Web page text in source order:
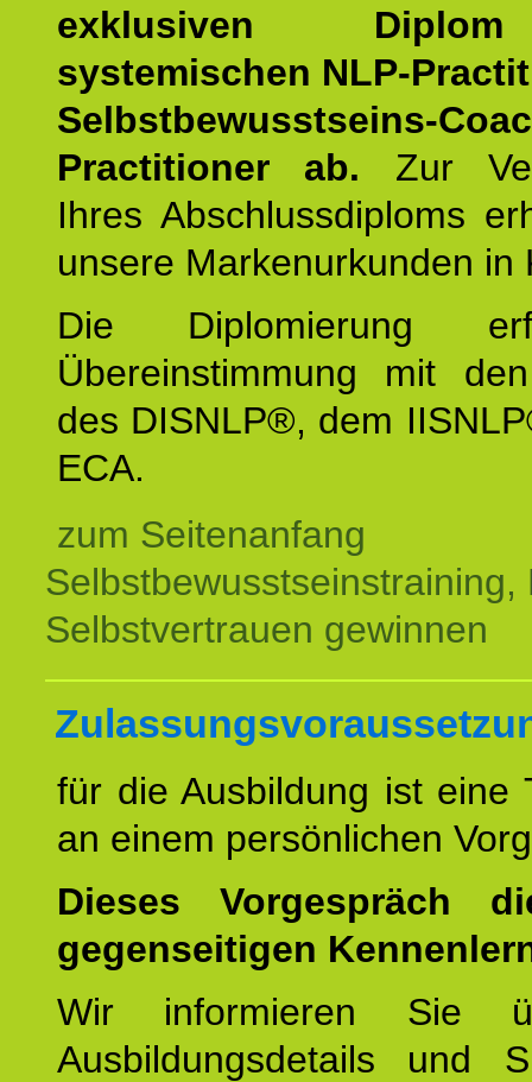
exklusiven
systemischen NLP-
Selbstbewusstseins-
Practitioner ab. Zur
Ihres Abschlussdiploms
unsere Markenurkunden in
Die Diplomierung
Übereinstimmung mit
des DISNLP®, dem
ECA.
zum Seitenanfang
Selbstbewusstseinstraining,
Selbstvertrauen gewinnen
für die Ausbildung ist eine
an einem persönlichen
Dieses Vorgespräch
gegenseitigen
Wir informieren Sie
Ausbildungsdetails und